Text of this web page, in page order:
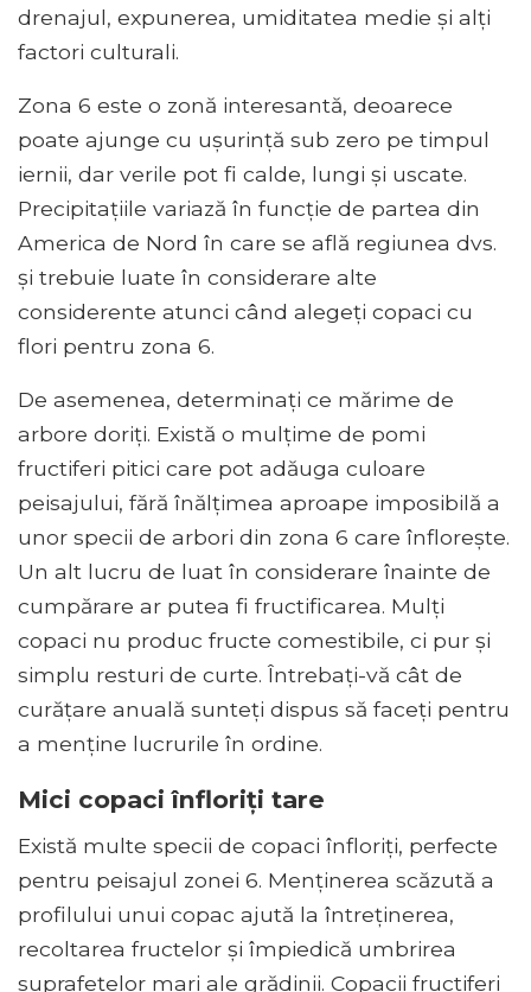
drenajul, expunerea, umiditatea medie și alți
factori culturali.
Zona 6 este o zonă interesantă, deoarece
poate ajunge cu ușurință sub zero pe timpul
iernii, dar verile pot fi calde, lungi și uscate.
Precipitațiile variază în funcție de partea din
America de Nord în care se află regiunea dvs.
și trebuie luate în considerare alte
considerente atunci când alegeți copaci cu
flori pentru zona 6.
De asemenea, determinați ce mărime de
arbore doriți. Există o mulțime de pomi
fructiferi pitici care pot adăuga culoare
peisajului, fără înălțimea aproape imposibilă a
unor specii de arbori din zona 6 care înflorește.
Un alt lucru de luat în considerare înainte de
cumpărare ar putea fi fructificarea. Mulți
copaci nu produc fructe comestibile, ci pur și
simplu resturi de curte. Întrebați-vă cât de
curățare anuală sunteți dispus să faceți pentru
a menține lucrurile în ordine.
Mici copaci înfloriți tare
Există multe specii de copaci înfloriți, perfecte
pentru peisajul zonei 6. Menținerea scăzută a
profilului unui copac ajută la întreținerea,
recoltarea fructelor și împiedică umbrirea
suprafețelor mari ale grădinii. Copacii fructiferi